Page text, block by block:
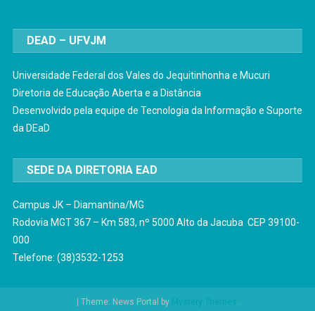
DEAD – UFVJM
Universidade Federal dos Vales do Jequitinhonha e Mucuri
Diretoria de Educação Aberta e a Distância
Desenvolvido pela equipe de Tecnologia da Informação e Suporte
da DEaD
SEDE DA DIRETORIA EAD
Campus JK – Diamantina/MG
Rodovia MGT 367 – Km 583, nº 5000 Alto da Jacuba CEP 39100-
000
Telefone: (38)3532-1253
Theme: News Portal by Mystery Themes.